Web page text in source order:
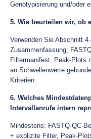
Genotypisierung und/oder
5. Wie beurteilen wir, ob
Verwenden Sie Abschnitt
Zusammenfassung,
Filtermanifest, Peak-Plots
an Schwellenwerte
Kriterien.
6. Welches
Intervallanrufe intern
Mindestens: FASTQ-QC-
+ explizite Filter, Peak-